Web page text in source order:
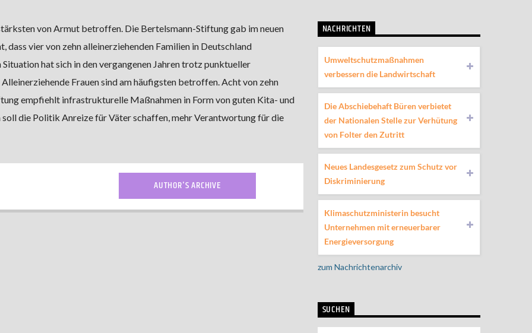
von Armut betroffen. Die Bertelsmann-Stiftung gab im neuen
dass vier von zehn alleinerziehenden Familien in Deutschland
hat sich in den vergangenen Jahren trotz punktueller
Frauen sind am häufigsten betroffen. Acht von zehn
empfiehlt infrastrukturelle Maßnahmen in Form von guten Kita- und
die Politik Anreize für Väter schaffen, mehr Verantwortung für die
AUTHOR'S ARCHIVE
NACHRICHTEN
Umweltschutzmaßnahmen
verbessern die Landwirtschaft
Die Abschiebehaft Büren verbietet
der Nationalen Stelle zur Verhütung
von Folter den Zutritt
Neues Landesgesetz zum Schutz vor
Diskriminierung
Klimaschutzministerin besucht
Unternehmen mit erneuerbarer
Energieversorgung
zum Nachrichtenarchiv
SUCHEN